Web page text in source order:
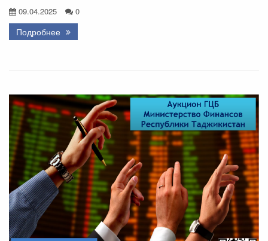
09.04.2025 0
Подробнее